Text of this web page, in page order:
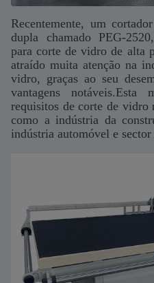
Recentemente, um
dupla chamado PEG-
para corte de vidro de alta
atraído muita atenção na
vidro, graças ao seu
vantagens notáveis.Esta
requisitos de corte de vidro
como a indústria da
indústria automóvel e